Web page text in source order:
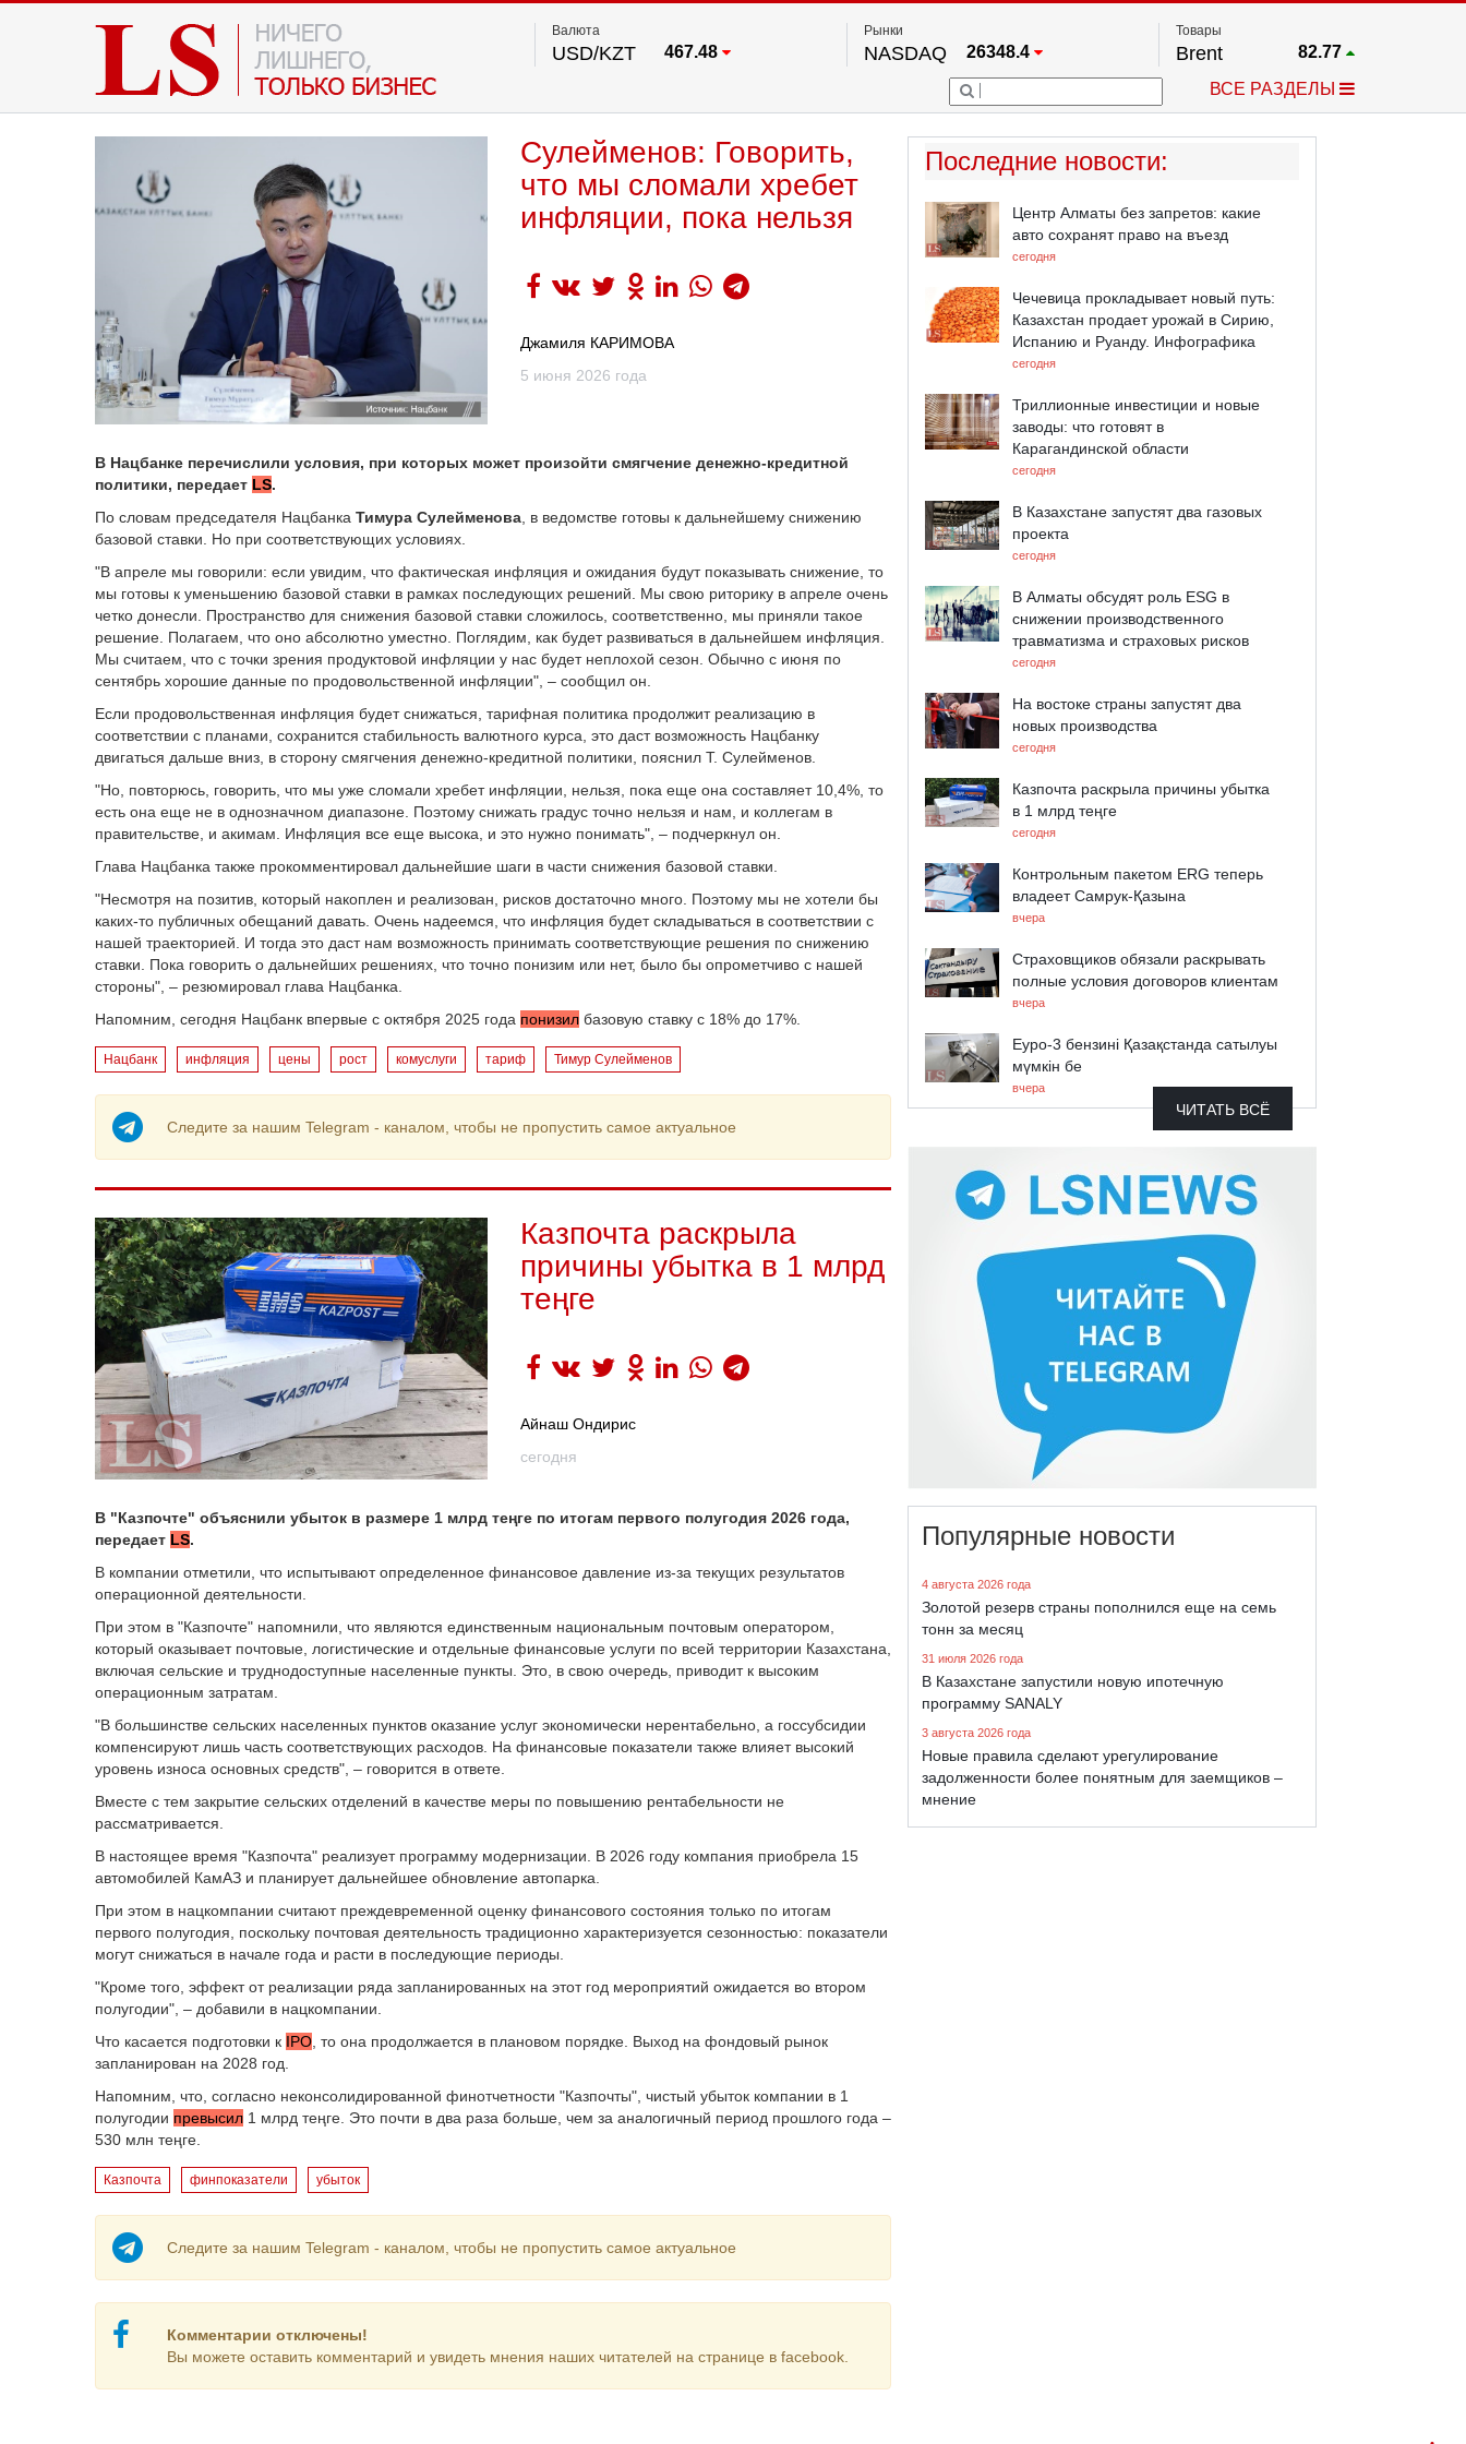
Валюта
USD/KZT 467.48
Рынки
NASDAQ 26348.4
FTSE 100 67.17
53885.1
S&P 500
24484.1
Товары
Brent 82.77
Платина
2.645
ВСЕ РАЗДЕЛЫ
Сулейменов: Говорить,
что мы сломали хребет
инфляции, пока нельзя
Джамиля КАРИМОВА
5 июня 2026 года
В Нацбанке перечислили условия, при которых может произойти смягчение денежно-кредитной
политики, передает LS.
По словам председателя Нацбанка Тимура Сулейменова , в ведомстве готовы к дальнейшему снижению
базовой ставки. Но при соответствующих условиях.
"В апреле мы говорили: если увидим, что фактическая инфляция и ожидания будут показывать снижение, то
мы готовы к уменьшению базовой ставки в рамках последующих решений. Мы свою риторику в апреле очень
четко донесли. Пространство для снижения базовой ставки сложилось, соответственно, мы приняли такое
решение. Полагаем, что оно абсолютно уместно. Поглядим, как будет развиваться в дальнейшем инфляция.
Мы считаем, что с точки зрения продуктовой инфляции у нас будет неплохой сезон. Обычно с июня по
сентябрь хорошие данные по продовольственной инфляции", – сообщил он.
Если продовольственная инфляция будет снижаться, тарифная политика продолжит реализацию в
соответствии с планами, сохранится стабильность валютного курса, это даст возможность Нацбанку
двигаться дальше вниз, в сторону смягчения денежно-кредитной политики, пояснил Т. Сулейменов.
"Но, повторюсь, говорить, что мы уже сломали хребет инфляции, нельзя, пока еще она составляет 10,4%, то
есть она еще не в однозначном диапазоне. Поэтому снижать градус точно нельзя и нам, и коллегам в
правительстве, и акимам. Инфляция все еще высока, и это нужно понимать", – подчеркнул он.
Глава Нацбанка также прокомментировал дальнейшие шаги в части снижения базовой ставки.
"Несмотря на позитив, который накоплен и реализован, рисков достаточно много. Поэтому мы не хотели бы
каких-то публичных обещаний давать. Очень надеемся, что инфляция будет складываться в соответствии с
нашей траекторией. И тогда это даст нам возможность принимать соответствующие решения по снижению
ставки. Пока говорить о дальнейших решениях, что точно понизим или нет, было бы опрометчиво с нашей
стороны", – резюмировал глава Нацбанка.
Напомним, сегодня Нацбанк впервые с октября 2025 года понизил базовую ставку с 18% до 17%.
Нацбанк инфляция цены рост комуслуги тариф Тимур Сулейменов
Следите за нашим Telegram - каналом, чтобы не пропустить самое актуальное
Казпочта раскрыла
причины убытка в 1 млрд
теңге
Айнаш Ондирис
сегодня
В "Казпочте" объяснили убыток в размере 1 млрд теңге по итогам первого полугодия 2026 года,
передает LS.
В компании отметили, что испытывают определенное финансовое давление из-за текущих результатов
операционной деятельности.
При этом в "Казпочте" напомнили, что являются единственным национальным почтовым оператором,
который оказывает почтовые, логистические и отдельные финансовые услуги по всей территории Казахстана,
включая сельские и труднодоступные населенные пункты. Это, в свою очередь, приводит к высоким
операционным затратам.
"В большинстве сельских населенных пунктов оказание услуг экономически нерентабельно, а госсубсидии
компенсируют лишь часть соответствующих расходов. На финансовые показатели также влияет высокий
уровень износа основных средств", – говорится в ответе.
Вместе с тем закрытие сельских отделений в качестве меры по повышению рентабельности не
рассматривается.
В настоящее время "Казпочта" реализует программу модернизации. В 2026 году компания приобрела 15
автомобилей КамАЗ и планирует дальнейшее обновление автопарка.
При этом в нацкомпании считают преждевременной оценку финансового состояния только по итогам
первого полугодия, поскольку почтовая деятельность традиционно характеризуется сезонностью: показатели
могут снижаться в начале года и расти в последующие периоды.
"Кроме того, эффект от реализации ряда запланированных на этот год мероприятий ожидается во втором
полугодии", – добавили в нацкомпании.
Что касается подготовки к IPO , то она продолжается в плановом порядке. Выход на фондовый рынок
запланирован на 2028 год.
Напомним, что, согласно неконсолидированной финотчетности "Казпочты", чистый убыток компании в 1
полугодии превысил 1 млрд теңге. Это почти в два раза больше, чем за аналогичный период прошлого года –
530 млн теңге.
Казпочта финпоказатели убыток
Следите за нашим Telegram - каналом, чтобы не пропустить самое актуальное
Комментарии отключены!
Вы можете оставить комментарий и увидеть мнения наших читателей на странице в facebook.
Последние новости:
Центр Алматы без запретов: какие
авто сохранят право на въезд
сегодня
Чечевица прокладывает новый путь:
Казахстан продает урожай в Сирию,
Испанию и Руанду. Инфографика
сегодня
Триллионные инвестиции и новые
заводы: что готовят в
Карагандинской области
сегодня
В Казахстане запустят два газовых
проекта
сегодня
В Алматы обсудят роль ESG в
снижении производственного
травматизма и страховых рисков
сегодня
На востоке страны запустят два
новых производства
сегодня
Казпочта раскрыла причины убытка
в 1 млрд теңге
сегодня
Контрольным пакетом ERG теперь
владеет Самрук-Қазына
вчера
Страховщиков обязали раскрывать
полные условия договоров клиентам
вчера
Еуро-3 бензині Қазақстанда сатылуы
мүмкін бе
вчера
ЧИТАТЬ ВСЁ
Популярные новости
4 августа 2026 года
Золотой резерв страны пополнился еще на семь
тонн за месяц
31 июля 2026 года
В Казахстане запустили новую ипотечную
программу SANALY
3 августа 2026 года
Новые правила сделают урегулирование
задолженности более понятным для заемщиков –
мнение